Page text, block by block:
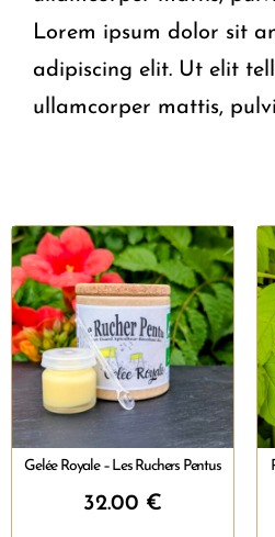
Lorem ipsum dolor sit
adipiscing elit. Ut elit
ullamcorper mattis,
Gelée Royale – Les Ruchers Pentus
32.00 €